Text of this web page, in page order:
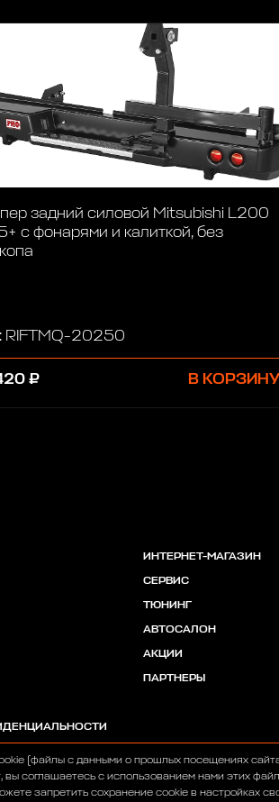
задний силовой Mitsubishi L200
с фонарями и калиткой, без
RIFTMQ-20250
₽ В КОРЗИНУ
ИНТЕРНЕТ-МАГАЗИН
СЕРВИС
ТЮНИНГ
АВТОСАЛОН
АКЦИИ
ПАРТНЕРЫ
(файлы с данными о прошлых посещениях
вы соглашаетесь с использованием нами этих
запретить сохранение cookie в настройках